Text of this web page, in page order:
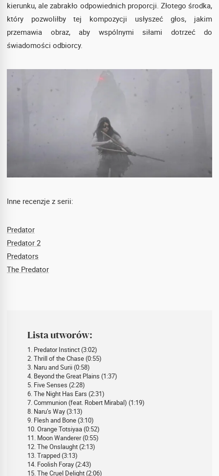
kierunku, ale zabrakło odpowiednich proporcji. Złotego środka,
który pozwoliłby tej kompozycji usłyszeć głos, jakim
przemawia obraz, aby wspólnymi siłami dotrzeć do
świadomości odbiorcy.
Inne recenzje z serii:
Predator
Predator 2
Predators
The Predator
Lista utworów:
1. Predator Instinct (3:02)
2. Thrill of the Chase (0:55)
3. Naru and Surii (0:58)
4. Beyond the Great Plains (1:37)
5. Five Senses (2:28)
6. The Night Has Ears (2:31)
7. Communion (feat. Robert Mirabal) (1:19)
8. Naru’s Way (3:13)
9. Flesh and Bone (3:10)
10. Orange Totsiyaa (0:52)
11. Moon Wanderer (0:55)
12. The Onslaught (2:13)
13. Trapped (3:13)
14. Foolish Foray (2:43)
15. The Cruel Delight (2:06)